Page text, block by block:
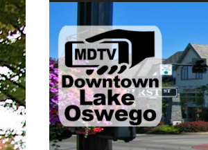
SKIP
TO
CONTENT